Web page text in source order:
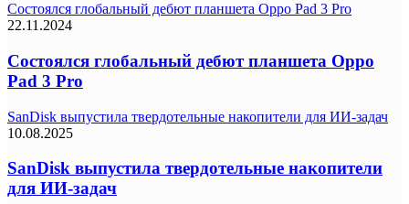
Состоялся глобальный дебют планшета Oppo Pad 3 Pro
22.11.2024
Состоялся глобальный дебют планшета Oppo
Pad 3 Pro
SanDisk выпустила твердотельные накопители для ИИ-задач
10.08.2025
SanDisk выпустила твердотельные накопители
для ИИ-задач